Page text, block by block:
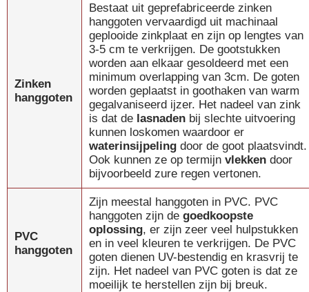
Zinken
hanggoten
Bestaat uit geprefabriceerde zinken
hanggoten vervaardigd uit machinaal
geplooide zinkplaat en zijn op lengtes van
3-5 cm te verkrijgen. De gootstukken
worden aan elkaar gesoldeerd met een
minimum overlapping van 3cm. De goten
worden geplaatst in goothaken van warm
gegalvaniseerd ijzer. Het nadeel van zink
is dat de lasnaden bij slechte uitvoering
kunnen loskomen waardoor er
waterinsijpeling door de goot plaatsvindt.
Ook kunnen ze op termijn vlekken door
bijvoorbeeld zure regen vertonen.
PVC
hanggoten
Zijn meestal hanggoten in PVC. PVC
hanggoten zijn de goedkoopste
oplossing, er zijn zeer veel hulpstukken
en in veel kleuren te verkrijgen. De PVC
goten dienen UV-bestendig en krasvrij te
zijn. Het nadeel van PVC goten is dat ze
moeilijk te herstellen zijn bij breuk.